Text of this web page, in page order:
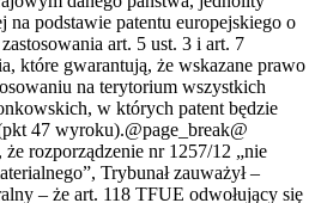
na podstawie patentu europejskiego o
art. 5 ust. 3 i art. 7
które gwarantują, że wskazane prawo
na terytorium wszystkich
w których patent będzie
47 wyroku).@page_break@
rozporządzenie nr 1257/12 „nie
Trybunał zauważył –
– że art. 118 TFUE odwołujący się